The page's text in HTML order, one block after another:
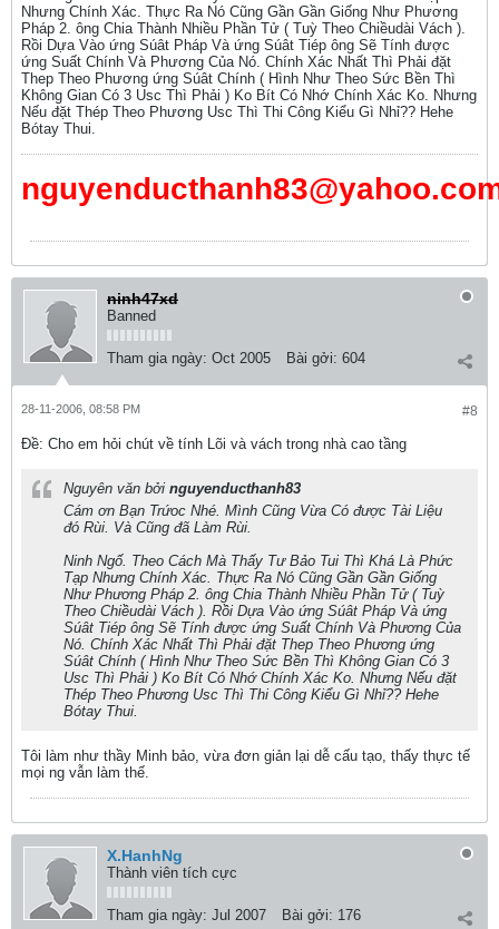
Nhưng Chính Xác. Thực Ra Nó Cũng Gần Gần Giống Như Phương
Pháp 2. ông Chia Thành Nhiều Phần Tử ( Tuỳ Theo Chiềudài Vách ).
Rồi Dựa Vào ứng Súât Pháp Và ứng Súât Tiép ông Sẽ Tính được
ứng Suất Chính Và Phương Của Nó. Chính Xác Nhất Thì Phải đặt
Thep Theo Phương ứng Súât Chính ( Hình Như Theo Sức Bền Thì
Không Gian Có 3 Usc Thì Phải ) Ko Bít Có Nhớ Chính Xác Ko. Nhưng
Nếu đặt Thép Theo Phương Usc Thì Thi Công Kiểu Gì Nhỉ?? Hehe
Bótay Thui.
ninh47xd
Banned
Tham gia ngày: Oct 2005 Bài gởi: 604
#8
28-11-2006, 08:58 PM
Ðề: Cho em hỏi chút về tính Lõi và vách trong nhà cao tầng
Nguyên văn bởi nguyenducthanh83
Cám ơn Bạn Trứoc Nhé. Mình Cũng Vừa Có được Tài Liệu
đó Rùi. Và Cũng đã Làm Rùi.
Ninh Ngố. Theo Cách Mà Thấy Tư Bảo Tui Thì Khá Là Phức
Tạp Nhưng Chính Xác. Thực Ra Nó Cũng Gần Gần Giống
Như Phương Pháp 2. ông Chia Thành Nhiều Phần Tử ( Tuỳ
Theo Chiềudài Vách ). Rồi Dựa Vào ứng Súât Pháp Và ứng
Súât Tiép ông Sẽ Tính được ứng Suất Chính Và Phương Của
Nó. Chính Xác Nhất Thì Phải đặt Thep Theo Phương ứng
Súât Chính ( Hình Như Theo Sức Bền Thì Không Gian Có 3
Usc Thì Phải ) Ko Bít Có Nhớ Chính Xác Ko. Nhưng Nếu đặt
Thép Theo Phương Usc Thì Thi Công Kiểu Gì Nhỉ?? Hehe
Bótay Thui.
Tôi làm như thầy Minh bảo, vừa đơn giản lại dễ cấu tạo, thấy thực tế
mọi ng vẫn làm thế.
X.HanhNg
Thành viên tích cực
Tham gia ngày: Jul 2007 Bài gởi: 176